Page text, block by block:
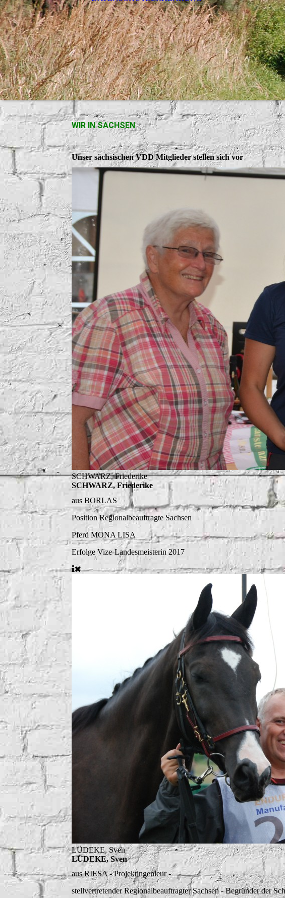
WIR IN SACHSEN
Unser sächsischen VDD Mitglieder stellen sich vor
SCHWARZ, Friederike
SCHWARZ, Friederike
aus BORLAS
PositionRegionalbeauftragte Sachsen
Pferd MONA LISA
ErfolgeVize-Landesmeisterin 2017
LÜDEKE, Sven
LÜDEKE, Sven
aus RIESA- Projektingenieur -
stellvertretender Regionalbeauftragter Sachsen - Begründer der